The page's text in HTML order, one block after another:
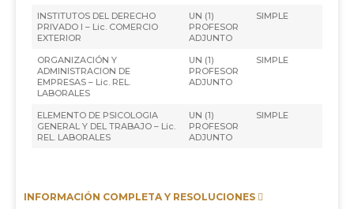
INSTITUTOS DEL DERECHO
PRIVADO I – Lic. COMERCIO
EXTERIOR
UN (1)
PROFESOR
ADJUNTO
SIMPLE
ORGANIZACIÓN Y
ADMINISTRACION DE
EMPRESAS – Lic. REL.
LABORALES
UN (1)
PROFESOR
ADJUNTO
SIMPLE
ELEMENTO DE PSICOLOGIA
GENERAL Y DEL TRABAJO – Lic.
REL. LABORALES
UN (1)
PROFESOR
ADJUNTO
SIMPLE
INFORMACIÓN COMPLETA Y RESOLUCIONES